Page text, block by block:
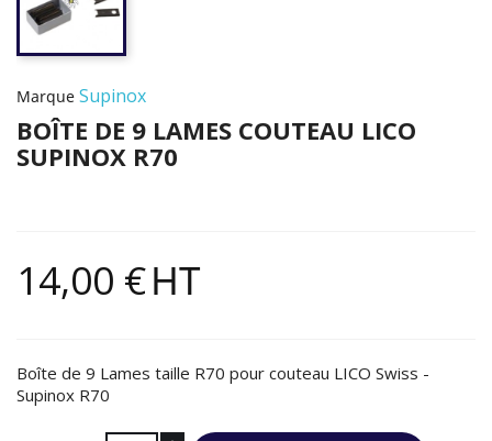
Marque Supinox
BOÎTE DE 9 LAMES COUTEAU LICO
SUPINOX R70
14,00 €HT
Boîte de 9 Lames taille R70 pour couteau LICO Swiss -
Supinox R70